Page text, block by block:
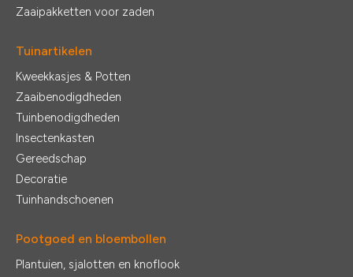
Zaaipakketten voor zaden
Tuinartikelen
Kweekkasjes & Potten
Zaaibenodigdheden
Tuinbenodigdheden
Insectenkasten
Gereedschap
Decoratie
Tuinhandschoenen
Pootgoed en bloembollen
Plantuien, sjalotten en knoflook